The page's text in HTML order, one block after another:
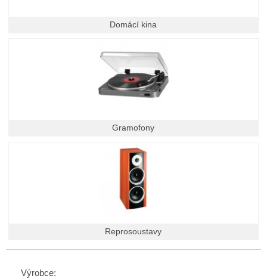
Domácí kina
Gramofony
Reprosoustavy
Výrobce: